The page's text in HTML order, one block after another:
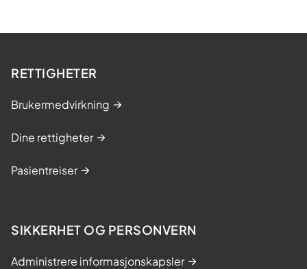
RETTIGHETER
Brukermedvirkning
Dine rettigheter
Pasientreiser
SIKKERHET OG PERSONVERN
Administrere informasjonskapsler